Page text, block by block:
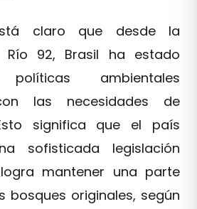
claro que desde la
Río 92, Brasil ha estado
políticas ambientales
las necesidades de
significa que el país
sofisticada legislación
mantener una parte
bosques originales, según